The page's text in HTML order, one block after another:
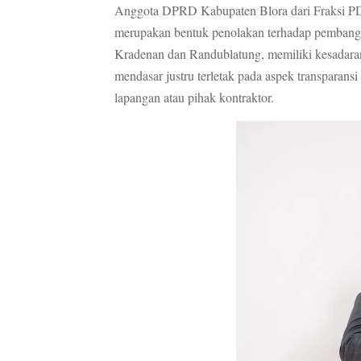
Anggota DPRD Kabupaten Blora dari Fraksi
merupakan bentuk penolakan terhadap
Kradenan dan Randublatung, memiliki
mendasar justru terletak pada aspek
lapangan atau pihak kontraktor.